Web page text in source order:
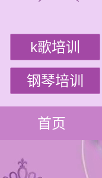
k歌培训
钢琴培训
首页